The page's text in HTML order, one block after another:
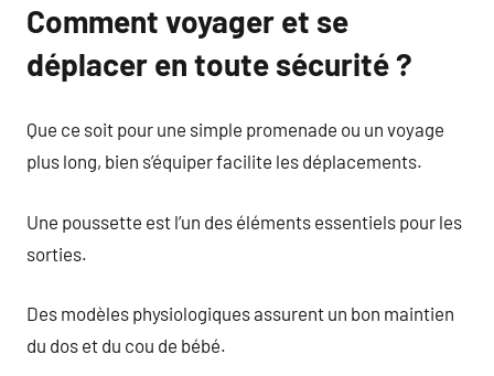
Comment voyager et se
déplacer en toute sécurité ?
Que ce soit pour une simple promenade ou un voyage
plus long, bien s’équiper facilite les déplacements.
Une poussette est l’un des éléments essentiels pour les
sorties.
Des modèles physiologiques assurent un bon maintien
du dos et du cou de bébé.